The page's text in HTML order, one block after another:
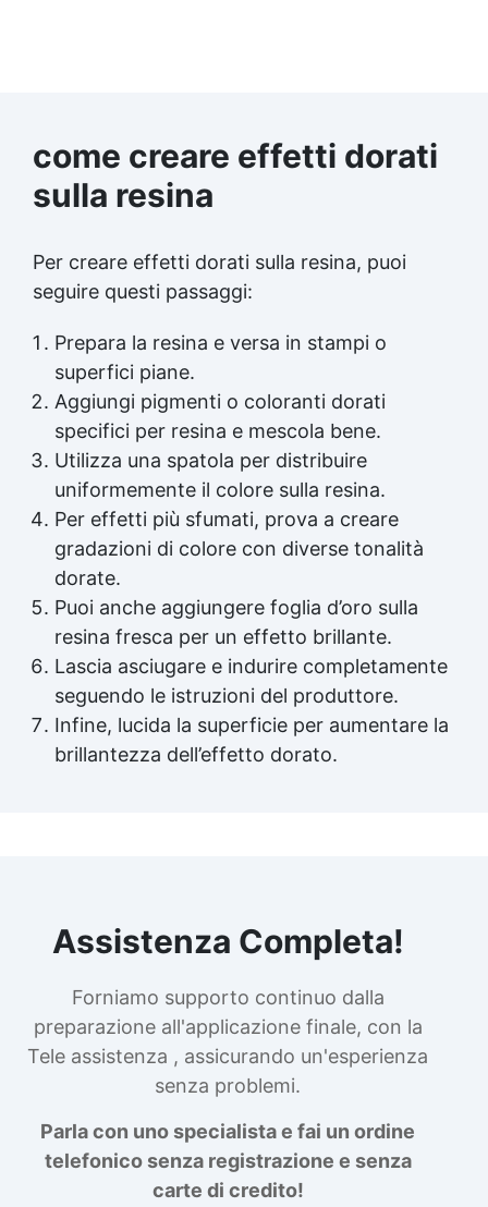
come creare effetti dorati
sulla resina
Per creare effetti dorati sulla resina, puoi
seguire questi passaggi:
Prepara la resina e versa in stampi o
superfici piane.
Aggiungi pigmenti o coloranti dorati
specifici per resina e mescola bene.
Utilizza una spatola per distribuire
uniformemente il colore sulla resina.
Per effetti più sfumati, prova a creare
gradazioni di colore con diverse tonalità
dorate.
Puoi anche aggiungere foglia d’oro sulla
resina fresca per un effetto brillante.
Lascia asciugare e indurire completamente
seguendo le istruzioni del produttore.
Infine, lucida la superficie per aumentare la
brillantezza dell’effetto dorato.
Assistenza Completa!
Forniamo supporto continuo dalla
preparazione all'applicazione finale, con la
Tele assistenza , assicurando un'esperienza
senza problemi.
Parla con uno specialista e fai un ordine
telefonico senza registrazione e senza
carte di credito!